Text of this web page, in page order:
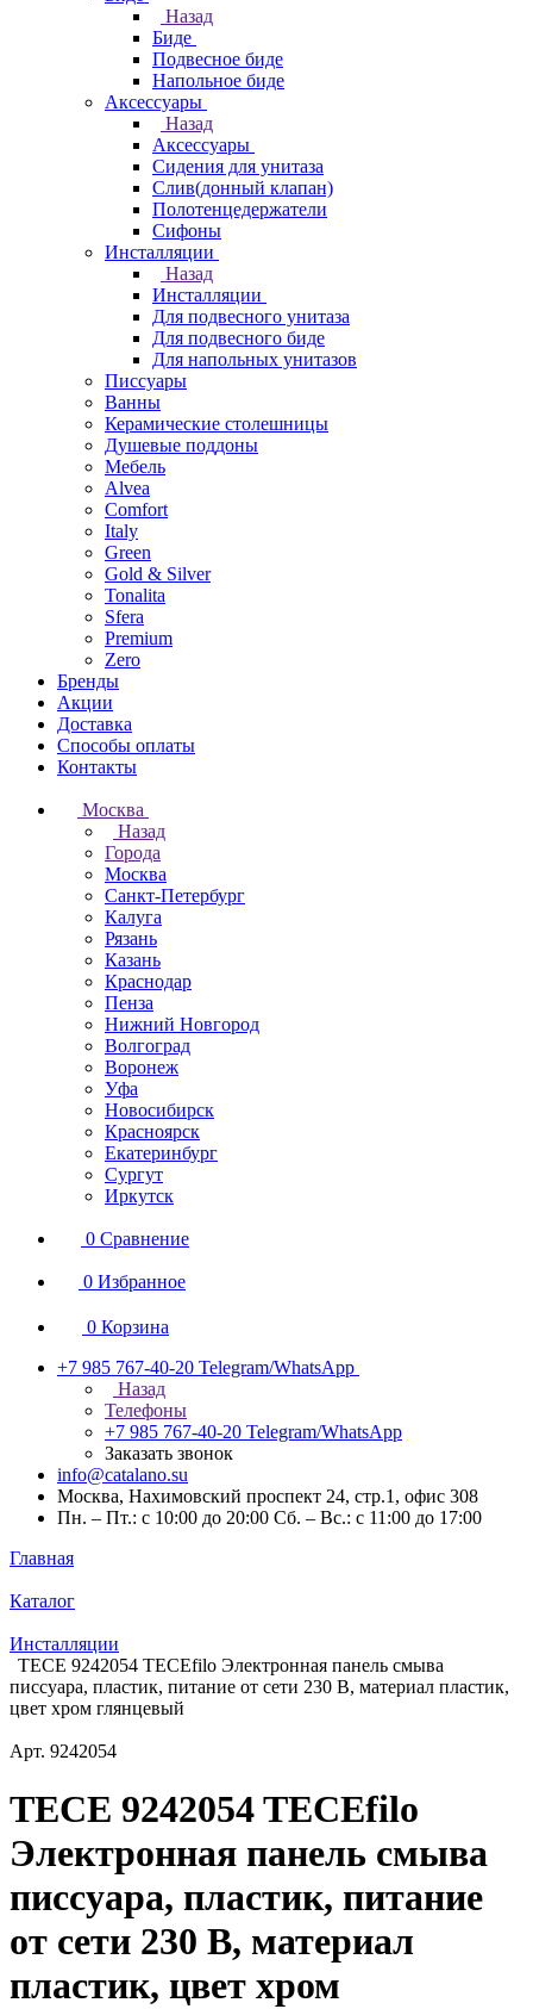
Назад
Биде
Подвесное биде
Напольное биде
Аксессуары
Назад
Аксессуары
Сидения для унитаза
Слив(донный клапан)
Полотенцедержатели
Сифоны
Инсталляции
Назад
Инсталляции
Для подвесного унитаза
Для подвесного биде
Для напольных унитазов
Писсуары
Ванны
Керамические столешницы
Душевые поддоны
Мебель
Alvea
Comfort
Italy
Green
Gold & Silver
Tonalita
Sfera
Premium
Zero
Бренды
Акции
Доставка
Способы оплаты
Контакты
Москва
Назад
Города
Москва
Санкт-Петербург
Калуга
Рязань
Казань
Краснодар
Пенза
Нижний Новгород
Волгоград
Воронеж
Уфа
Новосибирск
Красноярск
Екатеринбург
Сургут
Иркутск
0 Сравнение
0 Избранное
0 Корзина
+7 985 767-40-20 Telegram/WhatsApp
Назад
Телефоны
+7 985 767-40-20 Telegram/WhatsApp
Заказать звонок
info@catalano.su
Москва, Нахимовский проспект 24, стр.1, офис 308
Пн. – Пт.: с 10:00 до 20:00 Сб. – Вс.: с 11:00 до 17:00
Главная
Каталог
Инсталляции
TECE 9242054 TECEfilo Электронная панель смыва
писсуара, пластик, питание от сети 230 В, материал пластик,
цвет хром глянцевый
Арт. 9242054
TECE 9242054 TECEfilo
Электронная панель смыва
писсуара, пластик, питание
от сети 230 В, материал
пластик, цвет хром